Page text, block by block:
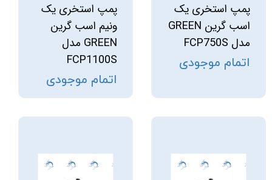
پمپ استخری یک
اسب گرین GREEN
مدل FCP750S
اتمام موجودی
پمپ استخری یک
ونیم اسب گرین
GREEN مدل
FCP1100S
اتمام موجودی